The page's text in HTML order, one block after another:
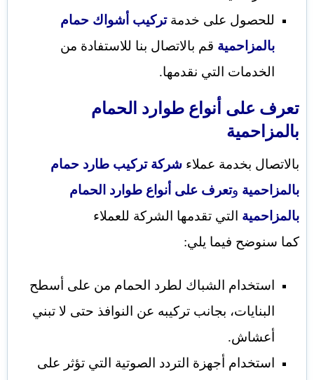
للحصول على خدمةتركيب أشواك حمام
بالمزاحمية قم بالاتصال بنا للاستفادة من
الخدمات التي نقدمها.
تعرف على أنواع طوارد الحمام
بالمزاحمية
بالاتصال بخدمة عملاء شركة تركيب طارد حمام
بالمزاحمية وتعرف على أنواع طوارد الحمام
بالمزاحمية التي تقدمها الشركة للعملاء
كما سنوضح فيما يلي:
استخدام الشباك لطرد الحمام من على أسطح
البنايات، بجانب تركيبه عن النوافذ حتى لا تبني
أعشاش.
استخدام أجهزة التردد الصوتية التي تؤثر على